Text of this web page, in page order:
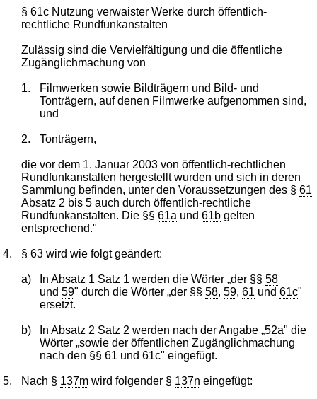
§61c Nutzung verwaister Werke durch öffentlich-
rechtliche Rundfunkanstalten
Zulässig sind die Vervielfältigung und die öffentliche
Zugänglichmachung von
1.
Filmwerken sowie Bildträgern und Bild- und
Tonträgern, auf denen Filmwerke aufgenommen sind,
und
2. Tonträgern,
die vor dem 1. Januar 2003 von öffentlich-rechtlichen
Rundfunkanstalten hergestellt wurden und sich in deren
Sammlung befinden, unter den Voraussetzungen des §61
Absatz 2 bis 5 auch durch öffentlich-rechtliche
Rundfunkanstalten. Die §§61a und61b gelten
entsprechend."
4. §63 wird wie folgt geändert:
a) In Absatz 1 Satz 1 werden die Wörter „der §§ 58
und 59" durch die Wörter „der §§ 58, 59, 61 und 61c"
ersetzt.
b)
In Absatz 2 Satz 2 werden nach der Angabe „52a" die
Wörter „sowie der öffentlichen Zugänglichmachung
nach den §§ 61 und 61c" eingefügt.
5. Nach § 137m wird folgender § 137n eingefügt: